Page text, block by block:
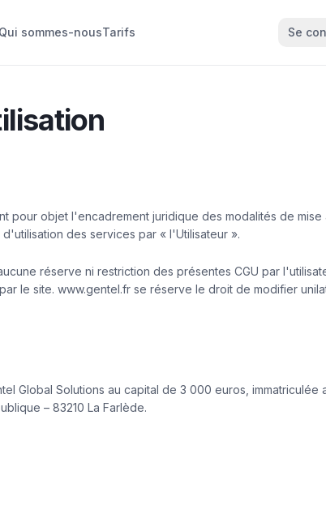
Qui sommes-nousTarifs Se
pour objet l'encadrement juridique des modalités de
des services par « l'Utilisateur ».
réserve ni restriction des présentes CGU par
le site. www.gentel.fr se réserve le droit de modifier
Global Solutions au capital de 3 000 euros, immatriculée
– 83210 La Farlède.